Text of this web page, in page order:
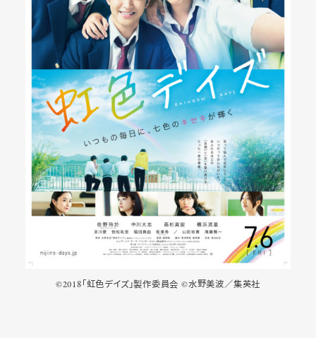
©2018「虹色デイズ」製作委員会 ©水野美波／集英社